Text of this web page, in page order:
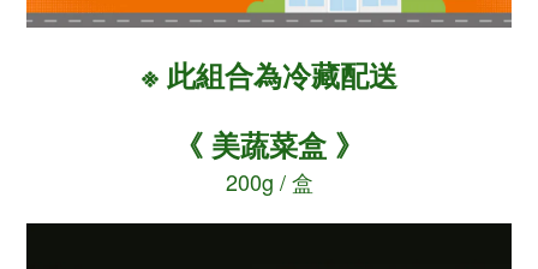
※ 此組合為冷藏配送
《 美蔬菜盒 》
200g / 盒